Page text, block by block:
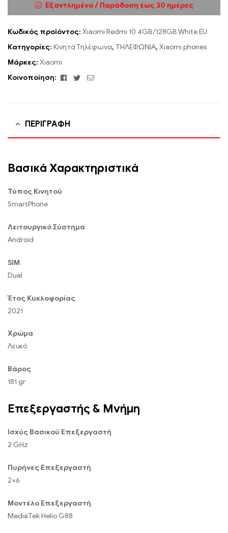
Εξαντλημένο / Παράδοση έως 30 ημέρες
Κωδικός προϊόντος: Xiaomi Redmi 10 4GB/128GB White EU
Κατηγορίες: Κινητά Τηλέφωνα, ΤΗΛΕΦΩΝΙΑ, Xiaomi phones
Μάρκες: Xiaomi
Κοινοποίηση:
Facebook
TwitterEmail
ΠΕΡΙΓΡΑΦΉ
Βασικά Χαρακτηριστικά
Τύπος Κινητού
SmartPhone
Λειτουργικό Σύστημα
Android
SIM
Dual
Έτος Κυκλοφορίας
2021
Χρώμα
Λευκό
Βάρος
181 gr
Επεξεργαστής & Μνήμη
Ισχύς Βασικού Επεξεργαστή
2 GHz
Πυρήνες Επεξεργαστή
2+6
Μοντέλο Επεξεργαστή
MediaTek Helio G88